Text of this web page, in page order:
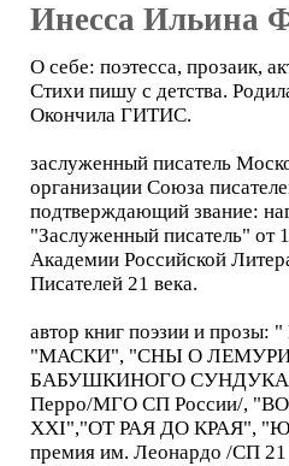
Инесса Ильина
О себе: поэтесса, прозаик,
Стихи пишу с детства.
Окончила ГИТИС.
заслуженный писатель
организации Союза
подтверждающий звание:
"Заслуженный писатель" от
Академии Российской
Писателей 21 века.
автор книг поэзии и
"МАСКИ", "СНЫ О
БАБУШКИНОГО СУНДУКА"
Перро/МГО СП России/,
XXI","ОТ РАЯ ДО КРАЯ",
премия им. Леонардо /СП 21